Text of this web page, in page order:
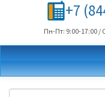
+7
Пн-Пт: 9:00-17:00 /